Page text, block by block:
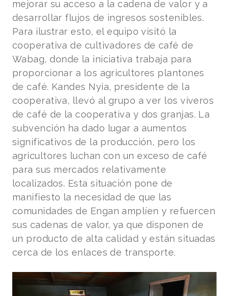
mejorar su acceso a la cadena de valor y a
desarrollar flujos de ingresos sostenibles.
Para ilustrar esto, el equipo visitó la
cooperativa de cultivadores de café de
Wabag, donde la iniciativa trabaja para
proporcionar a los agricultores plantones
de café. Kandes Nyia, presidente de la
cooperativa, llevó al grupo a ver los viveros
de café de la cooperativa y dos granjas. La
subvención ha dado lugar a aumentos
significativos de la producción, pero los
agricultores luchan con un exceso de café
para sus mercados relativamente
localizados. Esta situación pone de
manifiesto la necesidad de que las
comunidades de Engan amplíen y refuercen
sus cadenas de valor, ya que disponen de
un producto de alta calidad y están situadas
cerca de los enlaces de transporte.